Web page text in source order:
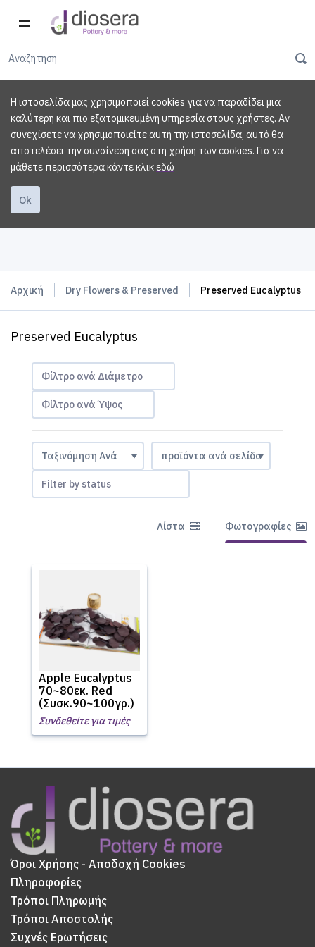
Η ιστοσελίδα μας χρησιμοποιεί cookies για να παραδίδει μια
καλύτερη και πιο εξατομικευμένη υπηρεσία στους χρήστες. Αν
συνεχίσετε να χρησιμοποιείτε αυτή την ιστοσελίδα, αυτό θα
αποτελέσει την συναίνεση σας στη χρήση των cookies. Για να
μάθετε περισσότερα κάντε κλικεδώ
Ok
Αρχική Dry Flowers & Preserved Preserved Eucalyptus
Preserved Eucalyptus
Φίλτρο ανά Διάμετρο
Φίλτρο ανά Ύψος
Filter by status
Λίστα Φωτογραφίες
Apple Eucalyptus
70~80εκ. Red
(Συσκ.90~100γρ.)
Συνδεθείτε για τιμές
Όροι Χρήσης - Αποδοχή Cookies
Πληροφορίες
Τρόποι Πληρωμής
Τρόποι Αποστολής
Συχνές Ερωτήσεις